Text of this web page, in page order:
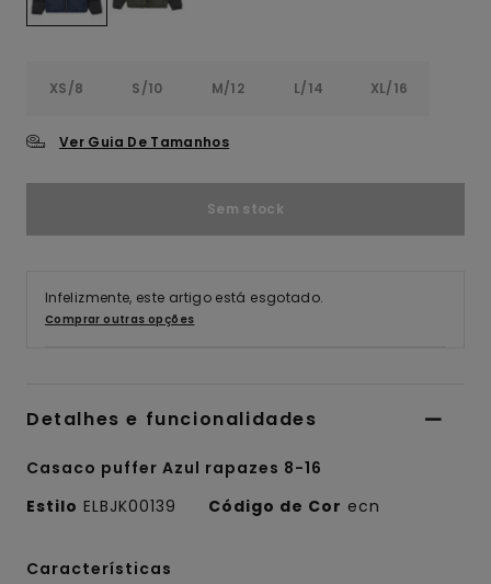
XS/8 S/10 M/12 L/14 XL/16
Ver Guia De Tamanhos
Sem stock
Infelizmente, este artigo está esgotado.
Comprar outras opções
Detalhes e funcionalidades
Casaco puffer Azul rapazes 8-16
Estilo ELBJK00139 Código de Cor ecn
Características